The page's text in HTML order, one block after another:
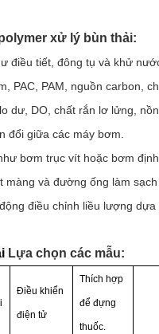
xử lý bùn thải:
điều tiết, đông tụ và khử
PAC, PAM, nguồn carbon,
dư, DO, chất rắn lơ lửng,
đổi giữa các máy bơm.
bơm trục vít hoặc bơm
và đường ống làm
điều chỉnh liều lượng
Lựa chọn các mẫu:
Điều khiển
điện tử
Thích hợp
để đựng
thuốc.